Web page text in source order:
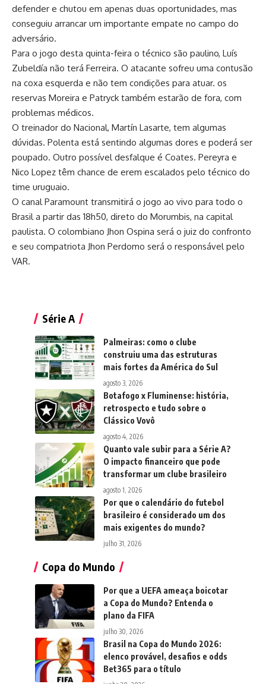
defender e chutou em apenas duas oportunidades, mas
conseguiu arrancar um importante empate no campo do
adversário.
Para o jogo desta quinta-feira o técnico são paulino, Luís
Zubeldía não terá Ferreira. O atacante sofreu uma contusão
na coxa esquerda e não tem condições para atuar. os
reservas Moreira e Patryck também estarão de fora, com
problemas médicos.
O treinador do Nacional, Martín Lasarte, tem algumas
dúvidas. Polenta está sentindo algumas dores e poderá ser
poupado. Outro possível desfalque é Coates. Pereyra e
Nico Lopez têm chance de erem escalados pelo técnico do
time uruguaio.
O canal Paramount transmitirá o jogo ao vivo para todo o
Brasil a partir das 18h50, direto do Morumbis, na capital
paulista. O colombiano Jhon Ospina será o juiz do confronto
e seu compatriota Jhon Perdomo será o responsável pelo
VAR.
Série A
Palmeiras: como o clube
construiu uma das estruturas
mais fortes da América do Sul
agosto 3, 2026
Botafogo x Fluminense: história,
retrospecto e tudo sobre o
Clássico Vovô
agosto 4, 2026
Quanto vale subir para a Série A?
O impacto financeiro que pode
transformar um clube brasileiro
agosto 1, 2026
Por que o calendário do futebol
brasileiro é considerado um dos
mais exigentes do mundo?
julho 31, 2026
Copa do Mundo
Por que a UEFA ameaça boicotar
a Copa do Mundo? Entenda o
plano da FIFA
julho 30, 2026
Brasil na Copa do Mundo 2026:
elenco provável, desafios e odds
Bet365 para o título